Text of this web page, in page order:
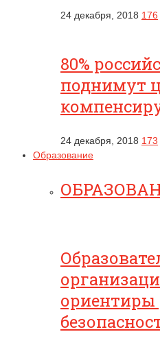
24 декабря, 2018 176
80%
поднимут
24 декабря, 2018 173
Образование